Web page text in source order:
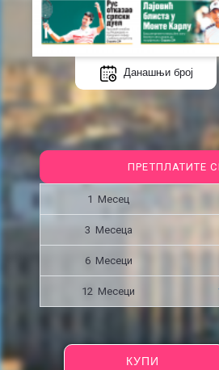
Данашњи број
ПРЕТПЛАТИТЕ
1 Месец
3 Месецa
6 Месеци
12 Месеци
КУПИ